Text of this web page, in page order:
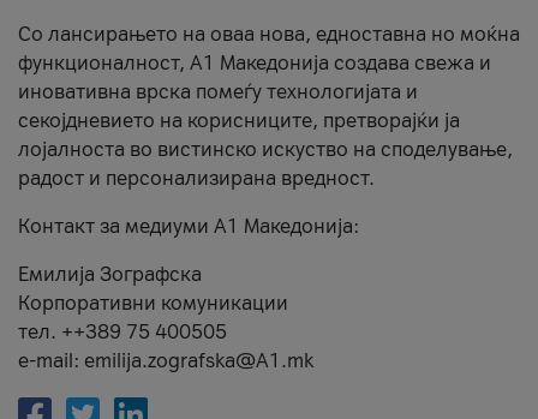
Со лансирањето на оваа нова, едноставна но моќна
функционалност, А1 Македонија создава свежа и
иновативна врска помеѓу технологијата и
секојдневието на корисниците, претворајќи ја
лојалноста во вистинско искуство на споделување,
радост и персонализирана вредност.
Контакт за медиуми А1 Македонија:
Емилија Зографска
Корпоративни комуникации
тел. ++389 75 400505
e-mail: emilija.zografska@A1.mk